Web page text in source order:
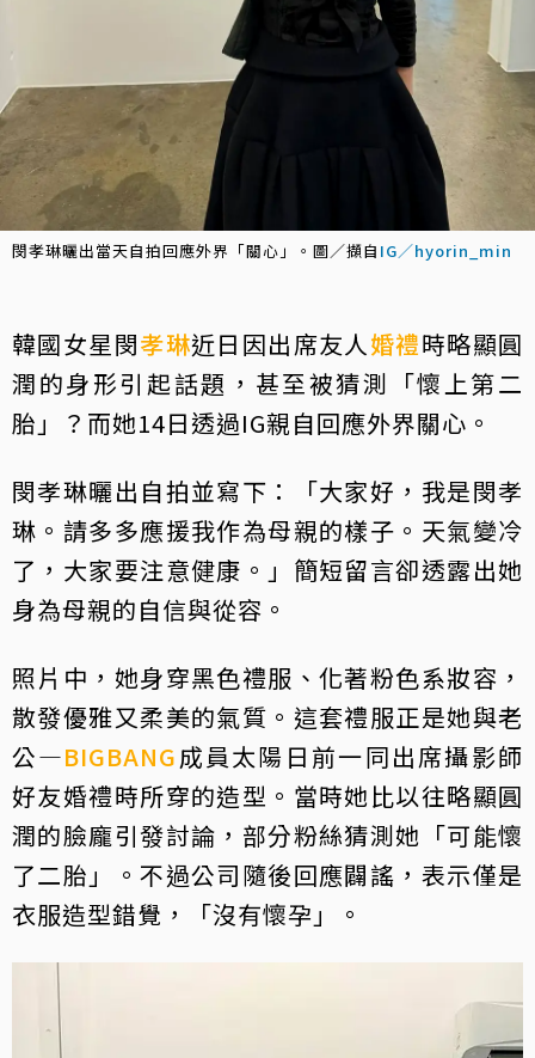
閔孝琳曬出當天自拍回應外界「關心」。圖／擷自 IG／hyorin_min
韓國女星閔孝琳近日因出席友人婚禮時略顯圓
潤的身形引起話題，甚至被猜測「懷上第二
胎」？而她14日透過IG親自回應外界關心。
閔孝琳曬出自拍並寫下：「大家好，我是閔孝
琳。請多多應援我作為母親的樣子。天氣變冷
了，大家要注意健康。」簡短留言卻透露出她
身為母親的自信與從容。
照片中，她身穿黑色禮服、化著粉色系妝容，
散發優雅又柔美的氣質。這套禮服正是她與老
公—BIGBANG成員太陽日前一同出席攝影師
好友婚禮時所穿的造型。當時她比以往略顯圓
潤的臉龐引發討論，部分粉絲猜測她「可能懷
了二胎」。不過公司隨後回應闢謠，表示僅是
衣服造型錯覺，「沒有懷孕」。